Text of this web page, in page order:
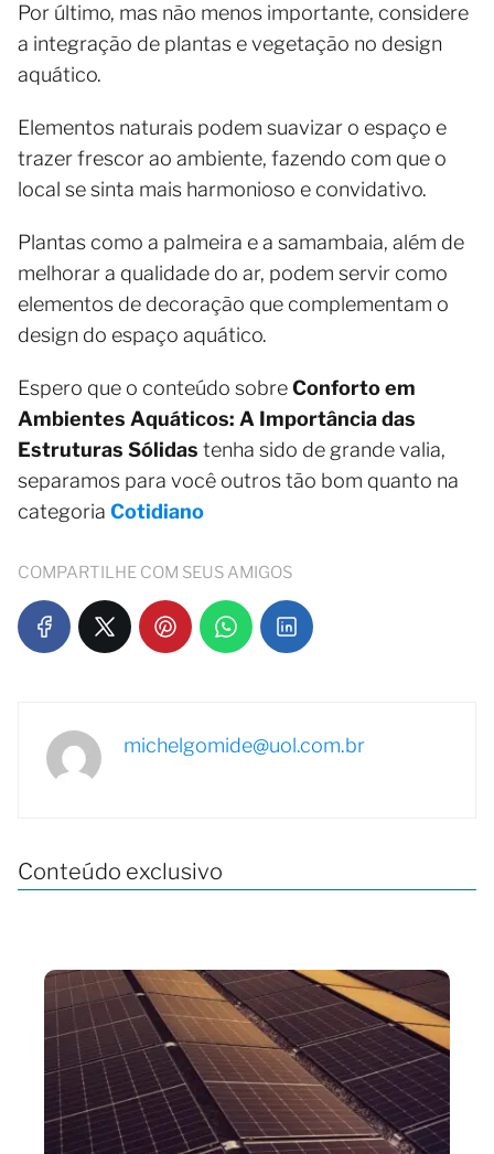
Por último, mas não menos importante, considere
a integração de plantas e vegetação no design
aquático.
Elementos naturais podem suavizar o espaço e
trazer frescor ao ambiente, fazendo com que o
local se sinta mais harmonioso e convidativo.
Plantas como a palmeira e a samambaia, além de
melhorar a qualidade do ar, podem servir como
elementos de decoração que complementam o
design do espaço aquático.
Espero que o conteúdo sobreConforto em
Ambientes Aquáticos: A Importância das
Estruturas Sólidas tenha sido de grande valia,
separamos para você outros tão bom quanto na
categoria Cotidiano
COMPARTILHE COM SEUS AMIGOS
michelgomide@uol.com.br
Conteúdo exclusivo